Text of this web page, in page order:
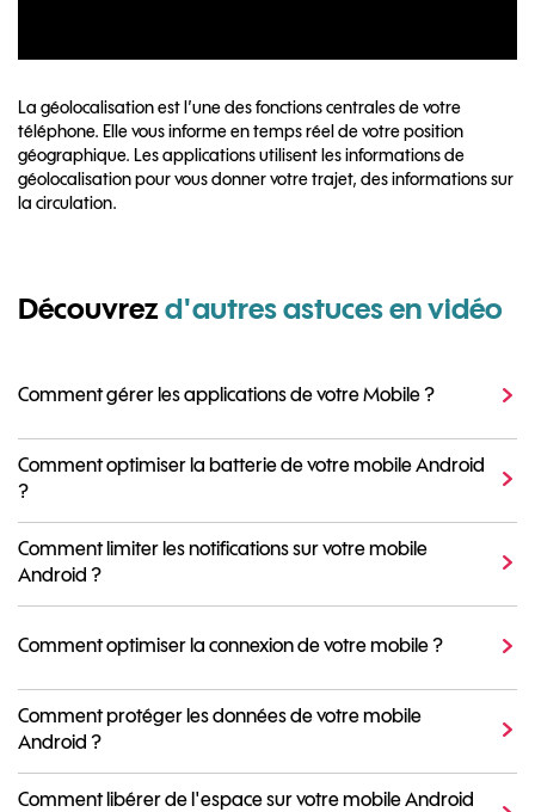
La géolocalisation est l’une des fonctions centrales de votre
téléphone. Elle vous informe en temps réel de votre position
géographique. Les applications utilisent les informations de
géolocalisation pour vous donner votre trajet, des informations sur
la circulation.
Découvrezd'autres astuces en vidéo
Comment gérer les applications de votre Mobile ?
Comment optimiser la batterie de votre mobile Android
?
Comment limiter les notifications sur votre mobile
Android ?
Comment optimiser la connexion de votre mobile ?
Comment protéger les données de votre mobile
Android ?
Comment libérer de l'espace sur votre mobile Android